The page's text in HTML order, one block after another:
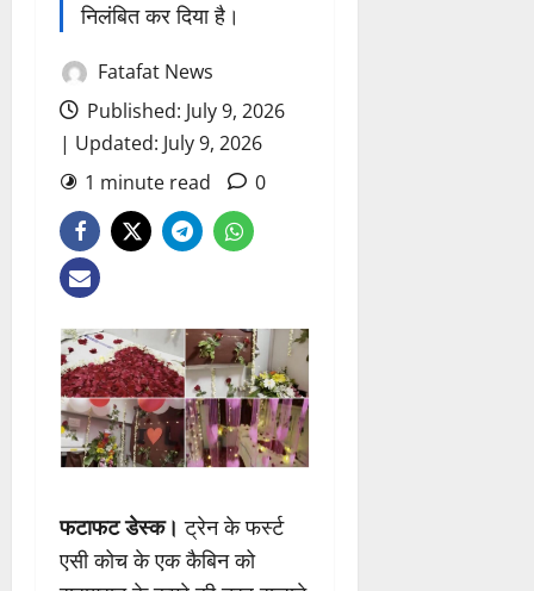
निलंबित कर दिया है।
Fatafat News
Published: July 9, 2026
| Updated: July 9, 2026
1 minute read
0
फटाफट डेस्क। ट्रेन के फर्स्ट
एसी कोच के एक कैबिन को